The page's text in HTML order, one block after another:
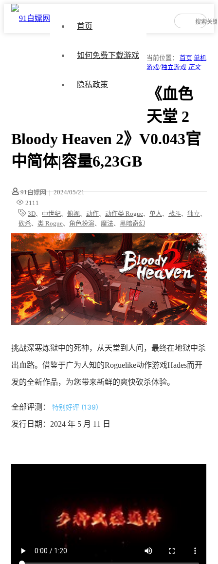
首页
如何免费下载游戏
隐私政策
当前位置： 首页 单机
游戏/独立游戏 正文
《血色
天堂 2
Bloody Heaven 2》V0.043官
中简体|容量6,23GB
91白嫖网 | 2024/05/21
2111
3D、 中世纪、 俯视、 动作、 动作类 Rogue、 单人 、 战斗、 独立、
砍杀、 类 Rogue、 角色扮演、 魔法、 黑暗奇幻
挑战深寒炼狱中的死神，从天堂到人间，最终在地狱中杀
出血路。借鉴于广为人知的Roguelike动作游戏Hades而开
发的全新作品，为您带来新鲜的爽快砍杀体验。
全部评测： 特别好评 (139)
发行日期：2024 年 5 月 11 日